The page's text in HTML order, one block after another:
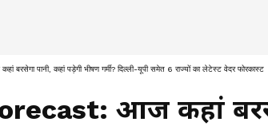
पानी, कहां पड़ेगी भीषण गर्मी? दिल्ली-यूपी समेत 6 राज्यों का लेटेस्ट वेदर फोरकास्ट
आज कहां